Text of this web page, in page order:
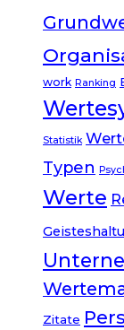
work Ranking
Statistik
Typen
Werte
Zitate